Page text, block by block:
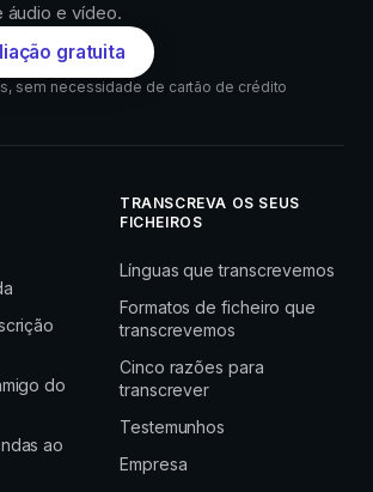
áudio e vídeo.
gratuita
sem necessidade de cartão de crédito
do
ao
TRANSCREVA OS SEUS
FICHEIROS
Línguas que transcrevemos
Formatos de ficheiro que
transcrevemos
Cinco razões para
transcrever
Testemunhos
Empresa